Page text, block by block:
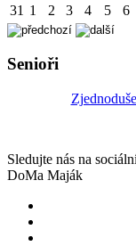
31 1 2 3 4 5 6
Senioři
Sledujte nás na
DoMa Maják